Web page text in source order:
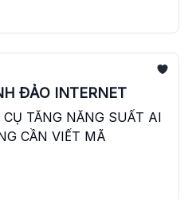
ĐẢO INTERNET
TĂNG NĂNG SUẤT AI
CẦN VIẾT MÃ